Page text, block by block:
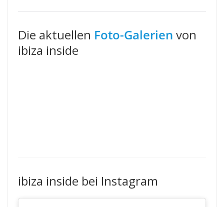
Die aktuellen Foto-Galerien von
ibiza inside
ibiza inside bei Instagram